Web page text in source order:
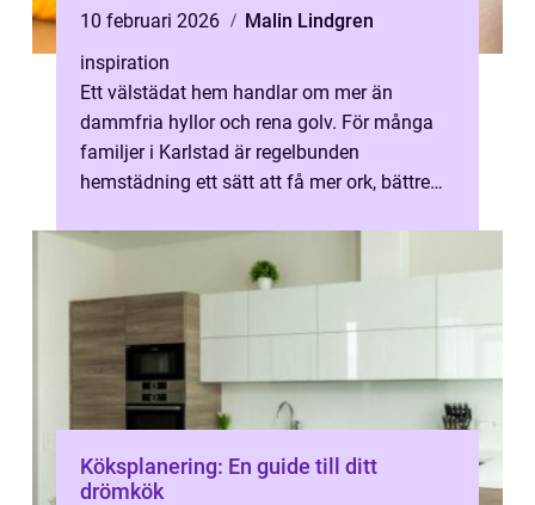
10 februari 2026
Malin Lindgren
inspiration
Ett välstädat hem handlar om mer än
dammfria hyllor och rena golv. För många
familjer i Karlstad är regelbunden
hemstädning ett sätt att få mer ork, bättre
vardagen ...
Köksplanering: En guide till ditt
drömkök